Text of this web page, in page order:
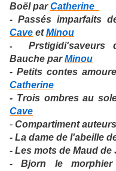
Boël parCatherine
- Passés imparfaits
Cave etMinou
- Prstigidi'saveurs
Bauche parMinou
- Petits contes
Catherine
- Trois ombres au
Cave
- Compartiment
- La dame de l'abeille
- Les mots de Maud
- Bjorn le morphier